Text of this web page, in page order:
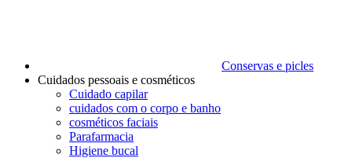
Conservas e picles
Cuidados pessoais e cosméticos
Cuidado capilar
cuidados com o corpo e banho
cosméticos faciais
Parafarmacia
Higiene bucal